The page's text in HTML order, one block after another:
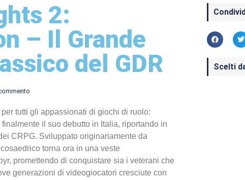
2:
– Il Grande
del GDR
tutti gli appassionati di giochi di ruolo:
finalmente il suo debutto in Italia, riportando in
CRPG. Sviluppato originariamente da
torna ora in una veste
promettendo di conquistare sia i veterani che
generazioni di videogiocatori cresciute con
Scelti